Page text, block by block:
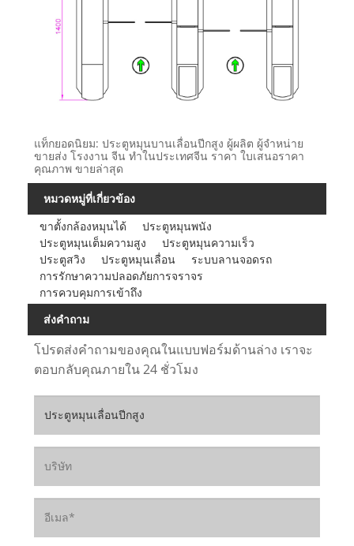
แท็กยอดนิยม: ประตูหมุนบานเลื่อนปีกสูง ผู้ผลิต ผู้จำหน่าย
ขายส่ง โรงงาน จีน ทำในประเทศจีน ราคา ใบเสนอราคา
คุณภาพ ขายล่าสุด
หมวดหมู่ที่เกี่ยวข้อง
ขาตั้งกล้องหมุนได้
ประตูหมุนพนัง
ประตูหมุนเต็มความสูง
ประตูหมุนความเร็ว
ประตูสวิง
ประตูหมุนเลื่อน
ระบบลานจอดรถ
การรักษาความปลอดภัยการจราจร
การควบคุมการเข้าถึง
ส่งคำถาม
โปรดส่งคำถามของคุณในแบบฟอร์มด้านล่าง เราจะ
ตอบกลับคุณภายใน 24 ชั่วโมง